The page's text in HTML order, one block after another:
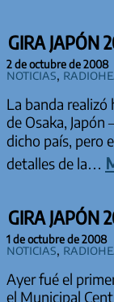
GIRA JAPÓN
2 de octubre de 2008
Noticias,
La banda
de Osaka,
dicho país, pero
detalles de la…
GIRA JAPÓN
1 de octubre de 2008
Noticias,
Ayer fué el
el Municipal